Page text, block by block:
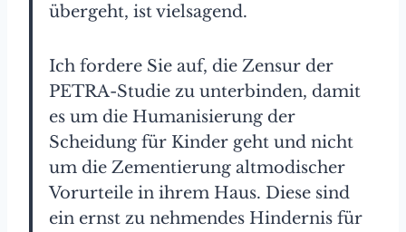
übergeht, ist vielsagend.
Ich fordere Sie auf, die Zensur der
PETRA-Studie zu unterbinden, damit
es um die Humanisierung der
Scheidung für Kinder geht und nicht
um die Zementierung altmodischer
Vorurteile in ihrem Haus. Diese sind
ein ernst zu nehmendes Hindernis für